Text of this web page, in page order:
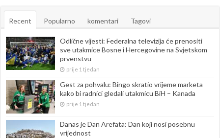
Recent Popularno komentari Tagovi
Odlične vijesti: Federalna televizija će prenositi
sve utakmice Bosne i Hercegovine na Svjetskom
prvenstvu
prije 1 tjedan
Gest za pohvalu: Bingo skratio vrijeme marketa
kako bi radnici gledali utakmicu BiH – Kanada
prije 1 tjedan
Danas je Dan Arefata: Dan koji nosi posebnu
vrijednost